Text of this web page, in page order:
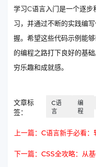
学习C语言入门是一个逐
习，并通过不断的实践编
握。希望这些代码示例能
的编程之路打下良好的基
穷乐趣和成就感。
文章标
签：
C语
言
编
程
上一篇：C语言新手必看
下一篇：CSS全攻略：从